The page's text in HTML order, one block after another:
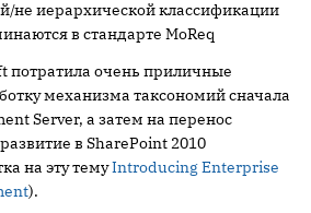
не иерархической классификации
в стандарте MoReq
потратила очень приличные
механизма таксономий сначала
Server, а затем на перенос
в SharePoint 2010
на эту темуIntroducing Enterprise
).